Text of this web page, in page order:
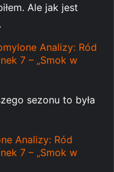
Ale jak jest
Analizy: Ród
7 – „Smok w
sezonu to była
Analizy: Ród
7 – „Smok w